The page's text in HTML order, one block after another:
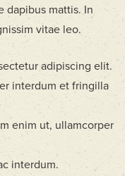
dapibus mattis. In
vitae leo.
adipiscing elit.
interdum et fringilla
enim ut, ullamcorper
interdum.